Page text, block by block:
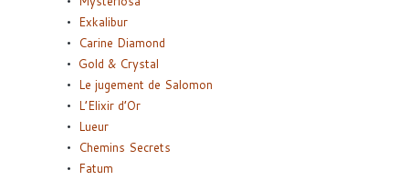
Exkalibur
Carine Diamond
Gold & Crystal
Le jugement de Salomon
L’Elixir d’Or
Lueur
Chemins Secrets
Fatum